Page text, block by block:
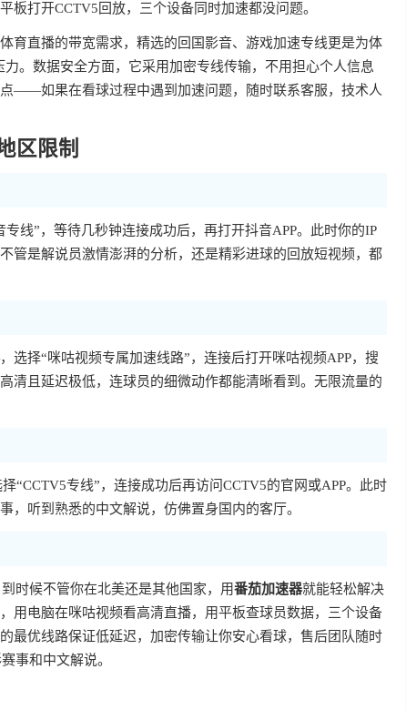
打开CCTV5回放，三个设备同时加速都没问题。
育直播的带宽需求，精选的回国影音、游戏加速专线更是为体
。数据安全方面，它采用加密专线传输，不用担心个人信息
——如果在看球过程中遇到加速问题，随时联系客服，技术人
区限制
专线”，等待几秒钟连接成功后，再打开抖音APP。此时你的IP
管是解说员激情澎湃的分析，还是精彩进球的回放短视频，都
，选择“咪咕视频专属加速线路”，连接后打开咪咕视频APP，搜
清且延迟极低，连球员的细微动作都能清晰看到。无限流量的
“CCTV5专线”，连接成功后再访问CCTV5的官网或APP。此时
，听到熟悉的中文解说，仿佛置身国内的客厅。
时候不管你在北美还是其他国家，用番茄加速器就能轻松解决
用电脑在咪咕视频看高清直播，用平板查球员数据，三个设备
最优线路保证低延迟，加密传输让你安心看球，售后团队随时
事和中文解说。